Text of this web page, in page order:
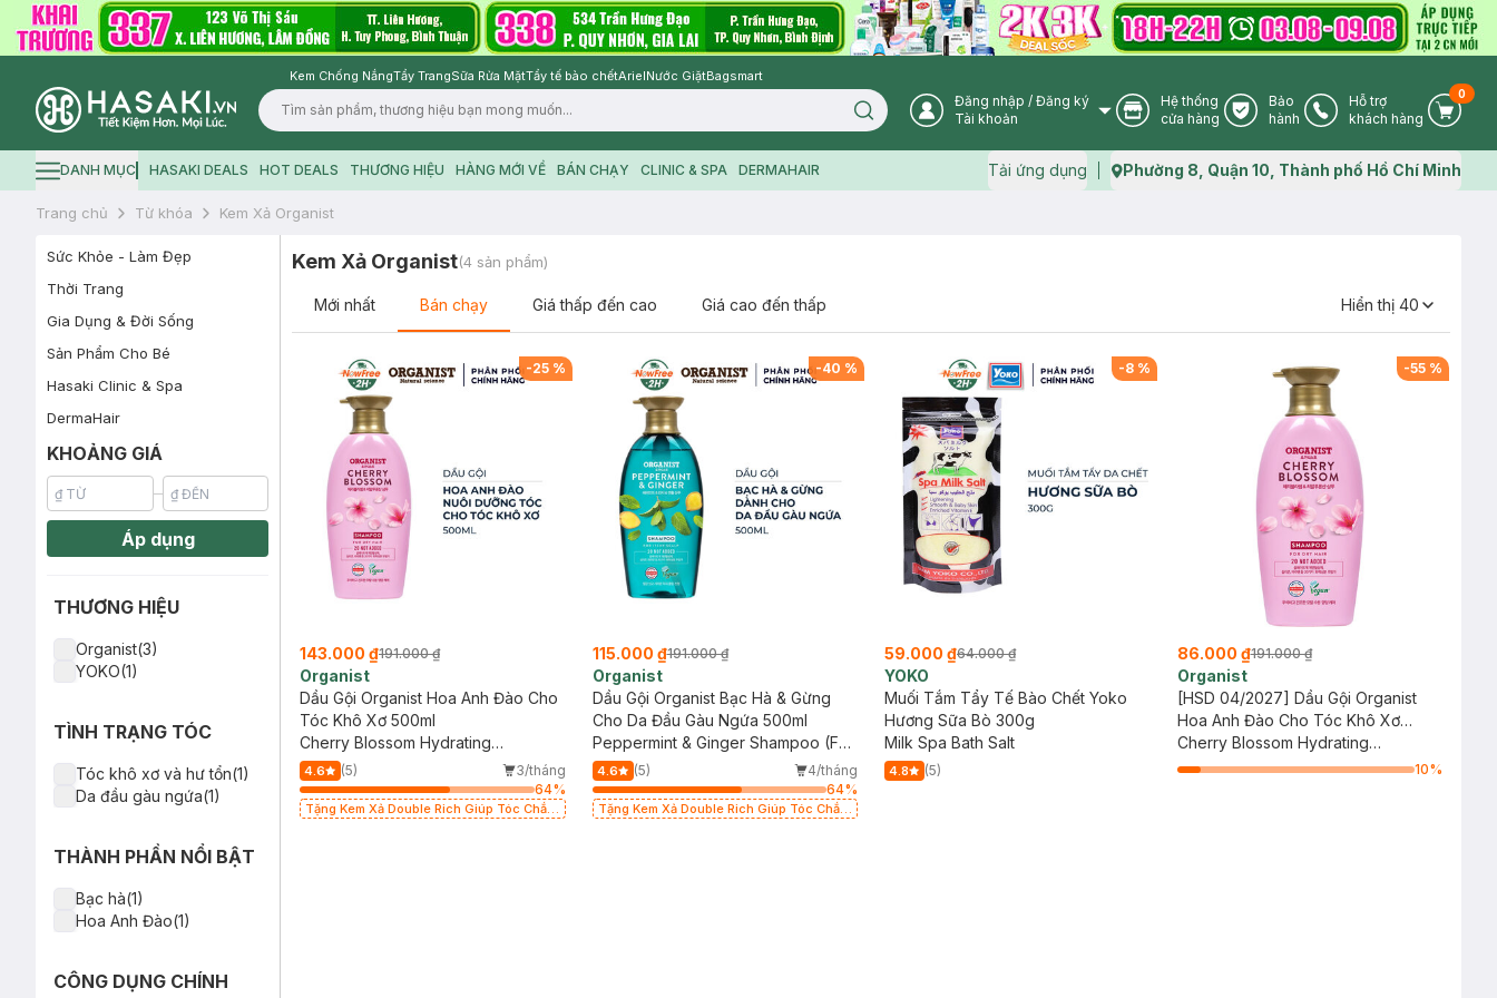
Kem Chống NắngTẩy TrangSữa Rửa MặtTẩy tế bào chếtArielNước GiặtBagsmart
Logo
Search icon User Icon
Đăng nhập / Đăng ký
Tài khoản
Store Icon
Hệ thống
cửa hàng
Warranty Icon
Bảo
hành
Phone Icon
Hỗ trợ
khách hàng
Cart
0
Hamburger icon
DANH MỤC HASAKI DEALS HOT DEALS THƯƠNG HIỆU HÀNG MỚI VỀ BÁN CHẠY CLINIC & SPA DERMAHAIR Tải ứng dụng Map icon
Phường 8, Quận 10, Thành phố Hồ Chí Minh
Trang chủ Từ khóa Kem Xả Organist
Sức Khỏe - Làm Đẹp
Thời Trang
Gia Dụng & Đời Sống
Sản Phẩm Cho Bé
Hasaki Clinic & Spa
DermaHair
KHOẢNG GIÁ
Áp dụng
THƯƠNG HIỆU
Organist(3)
YOKO(1)
TÌNH TRẠNG TÓC
Tóc khô xơ và hư tổn(1)
Da đầu gàu ngứa(1)
THÀNH PHẦN NỔI BẬT
Bạc hà(1)
Hoa Anh Đào(1)
CÔNG DỤNG CHÍNH
Kem Xả Organist(4 sản phẩm)
Mới nhất Bán chạy Giá thấp đến cao Giá cao đến thấp Hiển thị 40
-25%
143.000 ₫191.000 ₫
Organist
Dầu Gội Organist Hoa Anh Đào Cho
Tóc Khô Xơ 500ml
Cherry Blossom Hydrating
Shampoo (For Dry Hair)
4.6 (5)
3/tháng
64%
Tặng Kem Xả Double Rich Giúp Tóc Chắc
-40 %
115.000 ₫191.000 ₫
Organist
Dầu Gội Organist Bạc Hà & Gừng
Cho Da Đầu Gàu Ngứa 500ml
Peppermint & Ginger Shampoo (For
Itchy Scalp)
4.6 (5)
4/tháng
64%
Tặng Kem Xả Double Rich Giúp Tóc Chắc
-8%
59.000 ₫64.000 ₫
YOKO
Muối Tắm Tẩy Tế Bào Chết Yoko
Hương Sữa Bò 300g
Milk Spa Bath Salt
4.8 (5)
-55 %
86.000 ₫191.000 ₫
Organist
[HSD 04/2027] Dầu Gội Organist
Hoa Anh Đào Cho Tóc Khô Xơ
500ml
Cherry Blossom Hydrating
Shampoo (For Dry Hair)
10%